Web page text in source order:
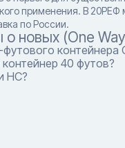
применения. В
по России.
новых (One
контейнера
40 футов?
HC?